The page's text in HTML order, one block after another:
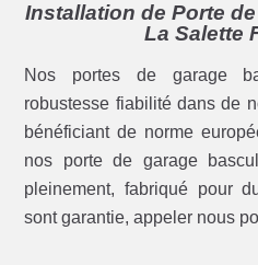
Installation de Porte
La Salette
Nos portes de garage
robustesse fiabilité dans de
bénéficiant de norme
nos porte de garage
pleinement, fabriqué pour
sont garantie, appeler nous